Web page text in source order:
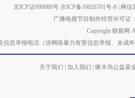
京ICP证090880号 京ICP备10026701号-8
网信
广播电视节目制作经营许可证
Copyright 财新网
信息举报电话（涉网络暴力有害信息举报、未成
关于我们 加入我们 啄木鸟公益基